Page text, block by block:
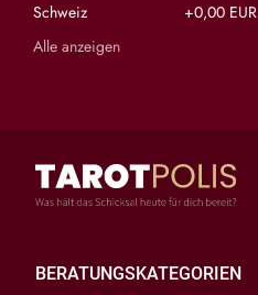
Schweiz
+0,00 EUR
Alle anzeigen
BERATUNGSKATEGORIEN